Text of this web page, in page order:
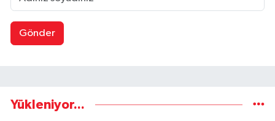
Gönder
Yükleniyor...